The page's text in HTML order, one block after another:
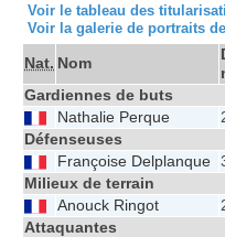
Voir le tableau des
Voir la galerie de portraits
Nat. Nom
Gardiennes de buts
Nathalie Perque
Défenseuses
Françoise Delplanque
Milieux de terrain
Anouck Ringot
Attaquantes